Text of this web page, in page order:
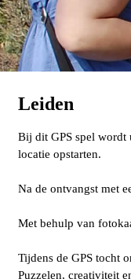
Leiden
Bij dit GPS spel wordt
locatie opstarten.
Na de ontvangst met
Met behulp van
Tijdens de GPS tocht
Puzzelen, creativiteit